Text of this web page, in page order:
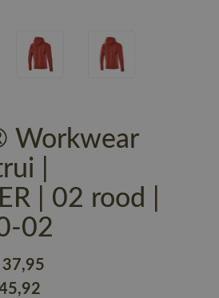
Workwear
|
| 02 rood |
02
,95
,92